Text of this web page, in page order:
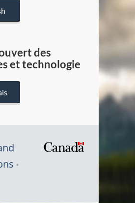
des
et technologie
Symbole